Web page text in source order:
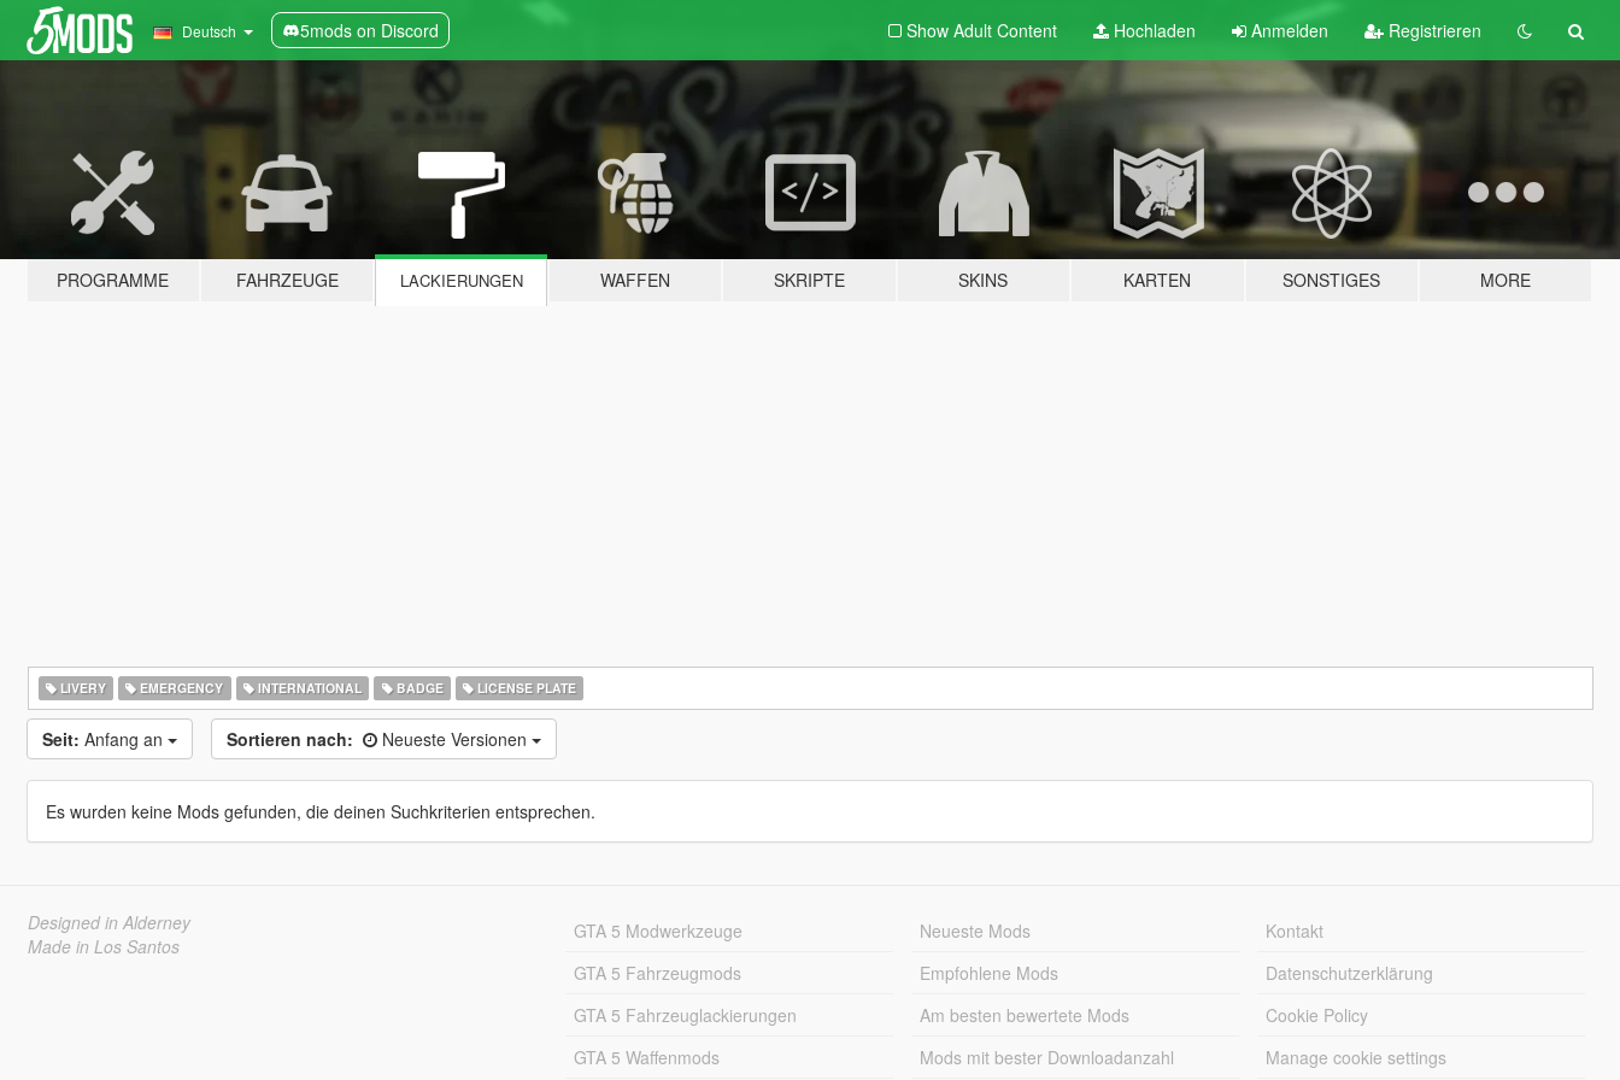
Deutsch 5mods on Discord Show Adult Content Hochladen Anmelden Registrieren
PROGRAMME FAHRZEUGE LACKIERUNGEN WAFFEN SKRIPTE SKINS KARTEN SONSTIGES MORE
LIVERY EMERGENCY INTERNATIONAL BADGE LICENSE PLATE
Seit: Anfang an Sortieren nach: Neueste Versionen
Es wurden keine Mods gefunden, die deinen Suchkriterien entsprechen.
Designed in Alderney
Made in Los Santos
GTA 5 Modwerkzeuge
GTA 5 Fahrzeugmods
GTA 5 Fahrzeuglackierungen
GTA 5 Waffenmods
Neueste Mods
Empfohlene Mods
Am besten bewertete Mods
Mods mit bester Downloadanzahl
Kontakt
Datenschutzerklärung
Cookie Policy
Manage cookie settings